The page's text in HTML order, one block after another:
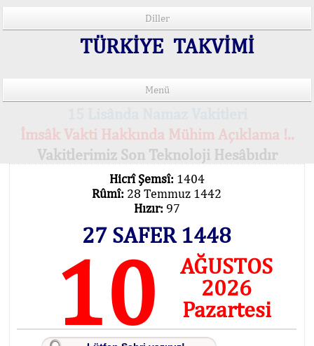
Diller
TÜRKİYE TAKVİMİ
Menü
İmsâk Vakti Hakkında Mühim Açıklama !..
Vakitlerimiz Son Teknoloji Hesâbıdır
Hicrî Şemsî: 1404
Rûmî: 28 Temmuz 1442
Hızır: 97
27 SAFER 1448
10
AĞUSTOS
2026
Pazartesi